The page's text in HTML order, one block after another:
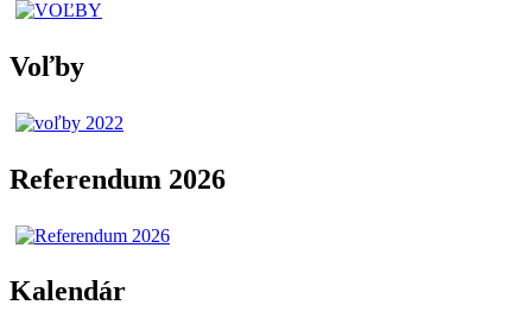
Voľby
Referendum 2026
Kalendár